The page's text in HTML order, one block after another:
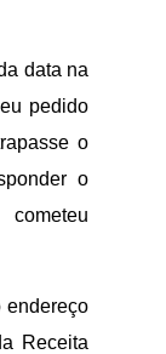
data na
pedido
o
o
endereço
Receita